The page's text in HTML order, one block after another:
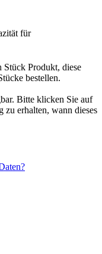
für
Stück Produkt, diese
bestellen.
Bitte klicken Sie auf
zu erhalten, wann dieses